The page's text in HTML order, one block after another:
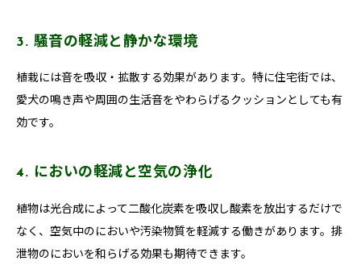
3. 騒音の軽減と静かな環境
植栽には音を吸収・拡散する効果があります。特に住宅街では、
愛犬の鳴き声や周囲の生活音をやわらげるクッションとしても有
効です。
4. においの軽減と空気の浄化
植物は光合成によって二酸化炭素を吸収し酸素を放出するだけで
なく、空気中のにおいや汚染物質を軽減する働きがあります。排
泄物のにおいを和らげる効果も期待できます。